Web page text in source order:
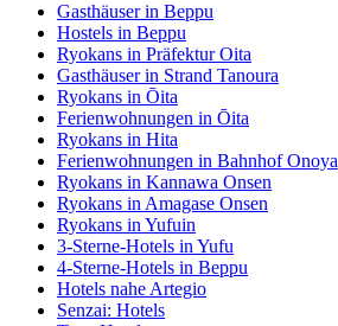
Gasthäuser in Beppu
Hostels in Beppu
Ryokans in Präfektur Oita
Gasthäuser in Strand Tanoura
Ryokans in Ōita
Ferienwohnungen in Ōita
Ryokans in Hita
Ferienwohnungen in Bahnhof Onoya
Ryokans in Kannawa Onsen
Ryokans in Amagase Onsen
Ryokans in Yufuin
3-Sterne-Hotels in Yufu
4-Sterne-Hotels in Beppu
Hotels nahe Artegio
Senzai: Hotels